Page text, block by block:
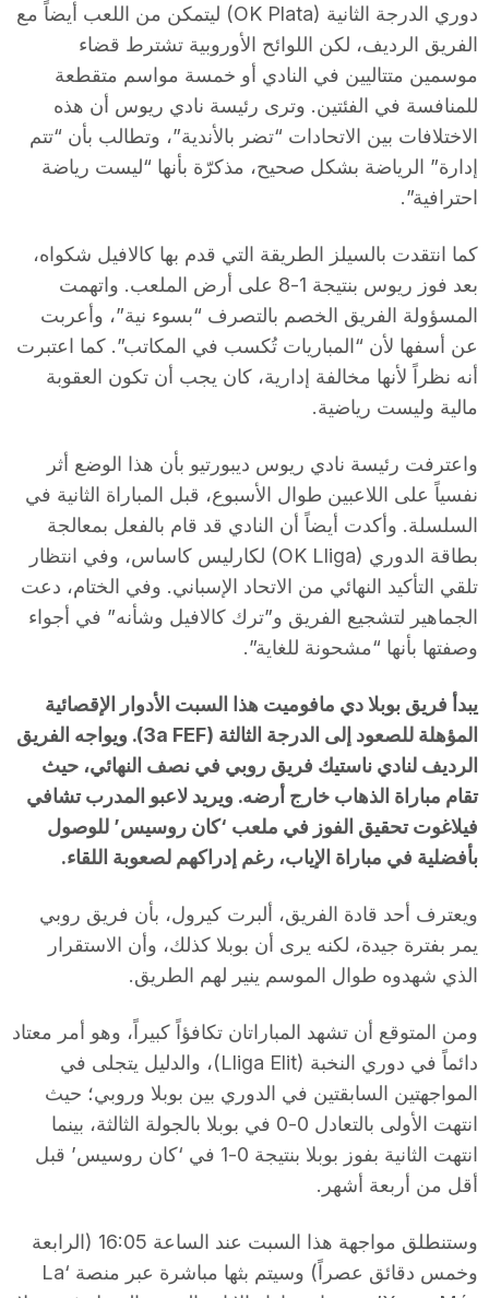
دوري الدرجة الثانية (OK Plata) ليتمكن من اللعب أيضاً مع
الفريق الرديف، لكن اللوائح الأوروبية تشترط قضاء
موسمين متتاليين في النادي أو خمسة مواسم متقطعة
للمنافسة في الفئتين. وترى رئيسة نادي ريوس أن هذه
الاختلافات بين الاتحادات “تضر بالأندية”، وتطالب بأن “تتم
إدارة” الرياضة بشكل صحيح، مذكرّة بأنها “ليست رياضة
احترافية”.
كما انتقدت بالسيلز الطريقة التي قدم بها كالافيل شكواه،
بعد فوز ريوس بنتيجة 1-8 على أرض الملعب. واتهمت
المسؤولة الفريق الخصم بالتصرف “بسوء نية”، وأعربت
عن أسفها لأن “المباريات تُكسب في المكاتب”. كما اعتبرت
أنه نظراً لأنها مخالفة إدارية، كان يجب أن تكون العقوبة
مالية وليست رياضية.
واعترفت رئيسة نادي ريوس ديبورتيو بأن هذا الوضع أثر
نفسياً على اللاعبين طوال الأسبوع، قبل المباراة الثانية في
السلسلة. وأكدت أيضاً أن النادي قد قام بالفعل بمعالجة
بطاقة الدوري (OK Lliga) لكارليس كاساس، وفي انتظار
تلقي التأكيد النهائي من الاتحاد الإسباني. وفي الختام، دعت
الجماهير لتشجيع الفريق و”ترك كالافيل وشأنه” في أجواء
وصفتها بأنها “مشحونة للغاية”.
يبدأ فريق بوبلا دي مافوميت هذا السبت الأدوار الإقصائية
المؤهلة للصعود إلى الدرجة الثالثة (3a FEF). ويواجه الفريق
الرديف لنادي ناستيك فريق روبي في نصف النهائي، حيث
تقام مباراة الذهاب خارج أرضه. ويريد لاعبو المدرب تشافي
فيلاغوت تحقيق الفوز في ملعب ‘كان روسيس’ للوصول
بأفضلية في مباراة الإياب، رغم إدراكهم لصعوبة اللقاء.
ويعترف أحد قادة الفريق، ألبرت كيرول، بأن فريق روبي
يمر بفترة جيدة، لكنه يرى أن بوبلا كذلك، وأن الاستقرار
الذي شهدوه طوال الموسم ينير لهم الطريق.
ومن المتوقع أن تشهد المباراتان تكافؤاً كبيراً، وهو أمر معتاد
دائماً في دوري النخبة (Lliga Elit)، والدليل يتجلى في
المواجهتين السابقتين في الدوري بين بوبلا وروبي؛ حيث
انتهت الأولى بالتعادل 0-0 في بوبلا بالجولة الثالثة، بينما
انتهت الثانية بفوز بوبلا بنتيجة 0-1 في ‘كان روسيس’ قبل
أقل من أربعة أشهر.
وستنطلق مواجهة هذا السبت عند الساعة 16:05 (الرابعة
وخمس دقائق عصراً) وسيتم بثها مباشرة عبر منصة ‘La